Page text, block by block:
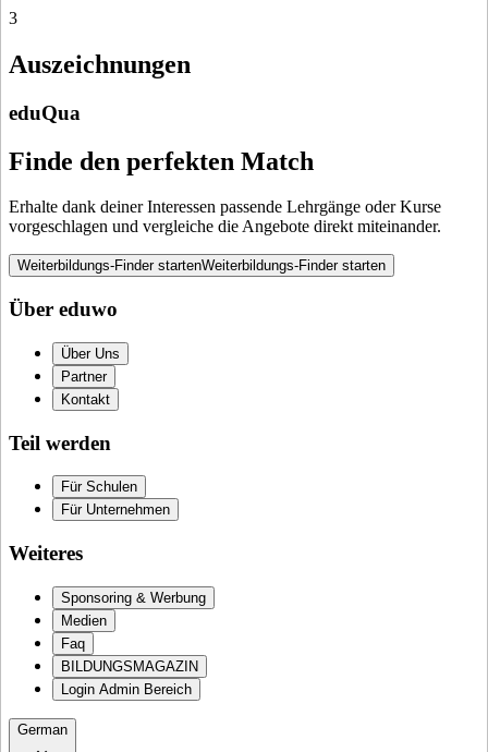
3
Auszeichnungen
eduQua
Finde den perfekten Match
Erhalte dank deiner Interessen passende Lehrgänge oder Kurse
vorgeschlagen und vergleiche die Angebote direkt miteinander.
Weiterbildungs-Finder startenWeiterbildungs-Finder starten
Über eduwo
Über Uns
Partner
Kontakt
Teil werden
Für Schulen
Für Unternehmen
Weiteres
Sponsoring & Werbung
Medien
Faq
BILDUNGSMAGAZIN
Login Admin Bereich
German